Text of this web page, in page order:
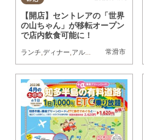
常滑市
【開店】セントレアの「世界
の山ちゃん」が移転オープン
で店内飲食可能に！
ランチ,ディナー,アルコール ,テイクアウト